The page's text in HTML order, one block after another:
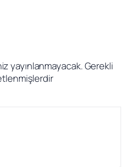
yayınlanmayacak.Gerekli